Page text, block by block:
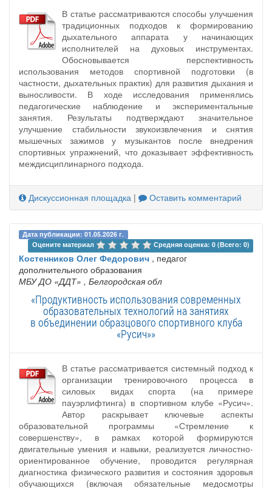
В статье рассматриваются способы улучшения
традиционных подходов к формированию
дыхательного аппарата у начинающих
исполнителей на духовых инструментах.
Обосновывается перспективность
использования методов спортивной подготовки (в
частности, дыхательных практик) для развития дыхания и
выносливости. В ходе исследования применялись
педагогические наблюдение и экспериментальные
занятия. Результаты подтверждают значительное
улучшение стабильности звукоизвлечения и снятия
мышечных зажимов у музыкантов после внедрения
спортивных упражнений, что доказывает эффективность
междисциплинарного подхода.
Дискуссионная площадка | Оставить комментарий
Дата публикации: 01.05.2026 г.
Оцените материал
Средняя оценка: 0 (Всего: 0)
Костенников Олег Федорович , педагог
дополнительного образования
МБУ ДО «ДДТ» , Белгородская обл
«Продуктивность использования современных
образовательных технологий на занятиях
в объединении образцового спортивного клуба
«Русич»»
В статье рассматривается системный подход к
организации тренировочного процесса в
силовых видах спорта (на примере
пауэрлифтинга) в спортивном клубе «Русич».
Автор раскрывает ключевые аспекты
образовательной программы «Стремление к
совершенству», в рамках которой формируются
двигательные умения и навыки, реализуется личностно-
ориентированное обучение, проводится регулярная
диагностика физического развития и состояния здоровья
обучающихся (включая обязательные медосмотры